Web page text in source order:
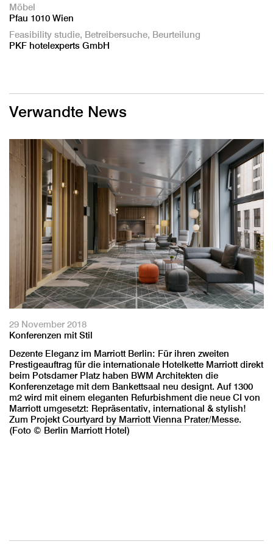
Möbel
Pfau 1010 Wien
Feasibility studie, Betreibersuche, Beurteilung
PKF hotelexperts GmbH
Verwandte News
29 November 2018
Konferenzen mit Stil
Dezente Eleganz im Marriott Berlin: Für ihren zweiten
Prestigeauftrag für die internationale Hotelkette Marriott direkt
beim Potsdamer Platz haben BWM Architekten die
Konferenzetage mit dem Bankettsaal neu designt. Auf 1300
m2 wird mit einem eleganten Refurbishment die neue CI von
Marriott umgesetzt: Repräsentativ, international & stylish!
Zum ProjektCourtyard by Marriott Vienna Prater/Messe.
(Foto © Berlin Marriott Hotel)